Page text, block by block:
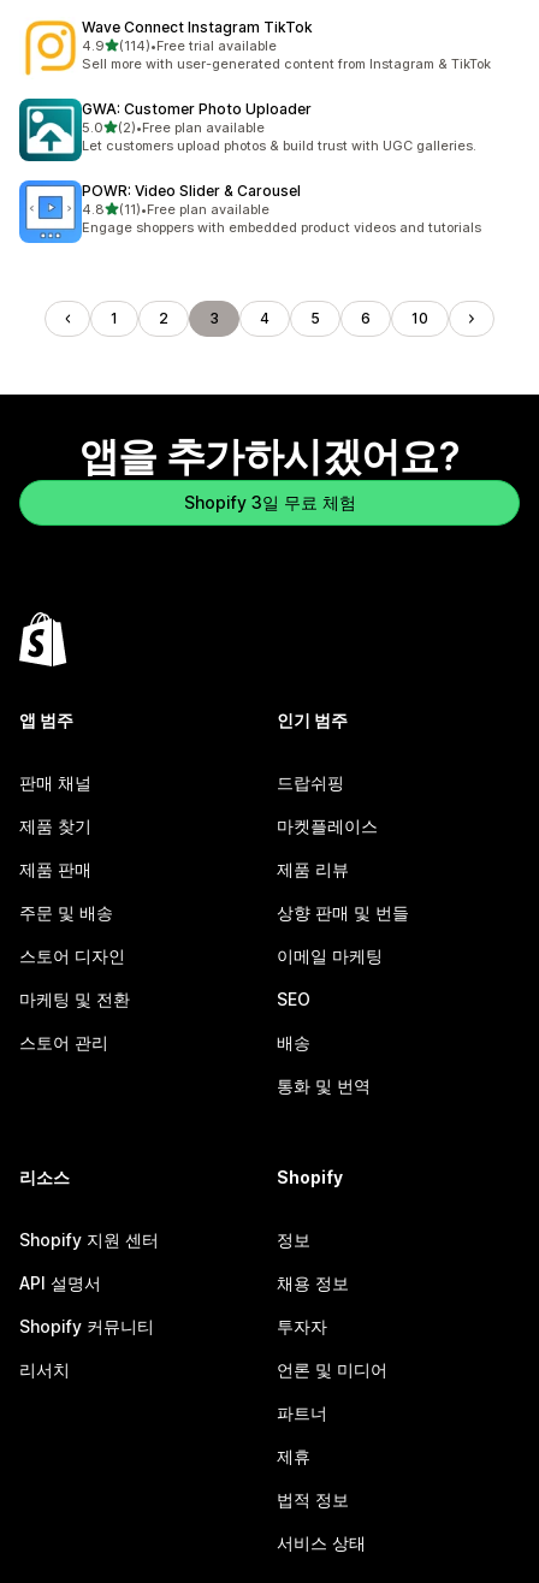
Wave Connect Instagram TikTok
4.9별 5개 중
(114)
총 리뷰 114개
•Free trial available
Sell more with user-generated content from Instagram & TikTok
GWA: Customer Photo Uploader
5.0별 5개 중
(2)
총 리뷰 2개
•Free plan available
Let customers upload photos & build trust with UGC galleries.
POWR: Video Slider & Carousel
4.8별 5개 중
(11)
총 리뷰 11개
•Free plan available
Engage shoppers with embedded product videos and tutorials
1 2 3 4 5 6 10
앱을 추가하시겠어요?
Shopify 3일 무료 체험
앱 범주
판매 채널
제품 찾기
제품 판매
주문 및 배송
스토어 디자인
마케팅 및 전환
스토어 관리
인기 범주
드랍쉬핑
마켓플레이스
제품 리뷰
상향 판매 및 번들
이메일 마케팅
SEO
배송
통화 및 번역
리소스
Shopify 지원 센터
API 설명서
Shopify 커뮤니티
리서치
Shopify
정보
채용 정보
투자자
언론 및 미디어
파트너
제휴
법적 정보
서비스 상태